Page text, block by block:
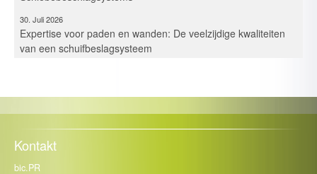
Expertise voor paden en wanden: De veelzijdige kwaliteiten
van een schuifbeslagsysteem
21. Juli 2026
Kompetenz für Fassade, Balkon & Co.: Trespa Deutschland
intensiviert mit Neuzugängen die Beratung
13. Juli 2026
Kontakt
bic.PR